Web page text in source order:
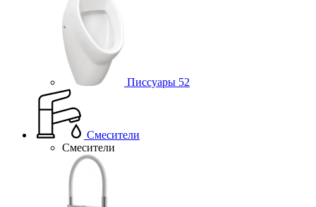
Писсуары 52
Смесители
Смесители